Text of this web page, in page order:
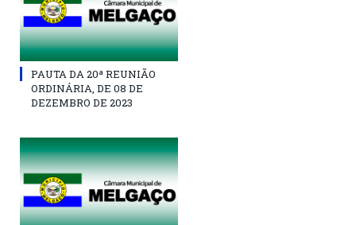
PAUTA DA 20ª REUNIÃO
ORDINÁRIA, DE 08 DE
DEZEMBRO DE 2023